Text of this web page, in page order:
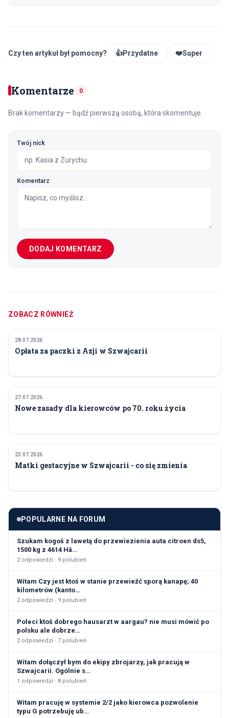
Czy ten artykuł był pomocny? 👍Przydatne ❤️Super
Komentarze 0
Brak komentarzy — bądź pierwszą osobą, która skomentuje.
Twój nick
Komentarz
DODAJ KOMENTARZ
ZOBACZ RÓWNIEŻ
POLITYKA I GOSPODARKA
28.07.2026
Opłata za paczki z Azji w Szwajcarii
POLITYKA I GOSPODARKA
27.07.2026
Nowe zasady dla kierowców po 70. roku życia
POLITYKA I GOSPODARKA
23.07.2026
Matki gestacyjne w Szwajcarii - co się zmienia
POPULARNE NA FORUM
Szukam kogoś z lawetą do przewiezienia auta citroen ds5,
1500 kg z 4614 Hä…
2odpowiedzi · 9 polubień
Witam Czy jest ktoś w stanie przewieźć sporą kanapę; 40
kilometrów (kanto…
2odpowiedzi · 9 polubień
Poleci ktoś dobrego hausarzt w aargau? nie musi mówić po
polsku ale dobrze…
2odpowiedzi · 7 polubień
Witam dołączył bym do ekipy zbrojarzy, jak pracują w
Szwajcarii. Ogólnie s…
1 odpowiedzi · 8 polubień
Witam pracuję w systemie 2/2 jako kierowca pozwolenie
typu G potrzebuję ub…